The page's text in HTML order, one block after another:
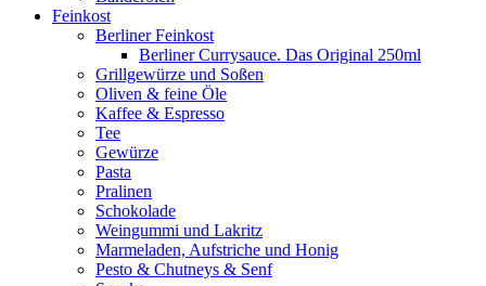
Feinkost
Berliner Feinkost
Berliner Currysauce. Das Original 250ml
Grillgewürze und Soßen
Oliven & feine Öle
Kaffee & Espresso
Tee
Gewürze
Pasta
Pralinen
Schokolade
Weingummi und Lakritz
Marmeladen, Aufstriche und Honig
Pesto & Chutneys & Senf